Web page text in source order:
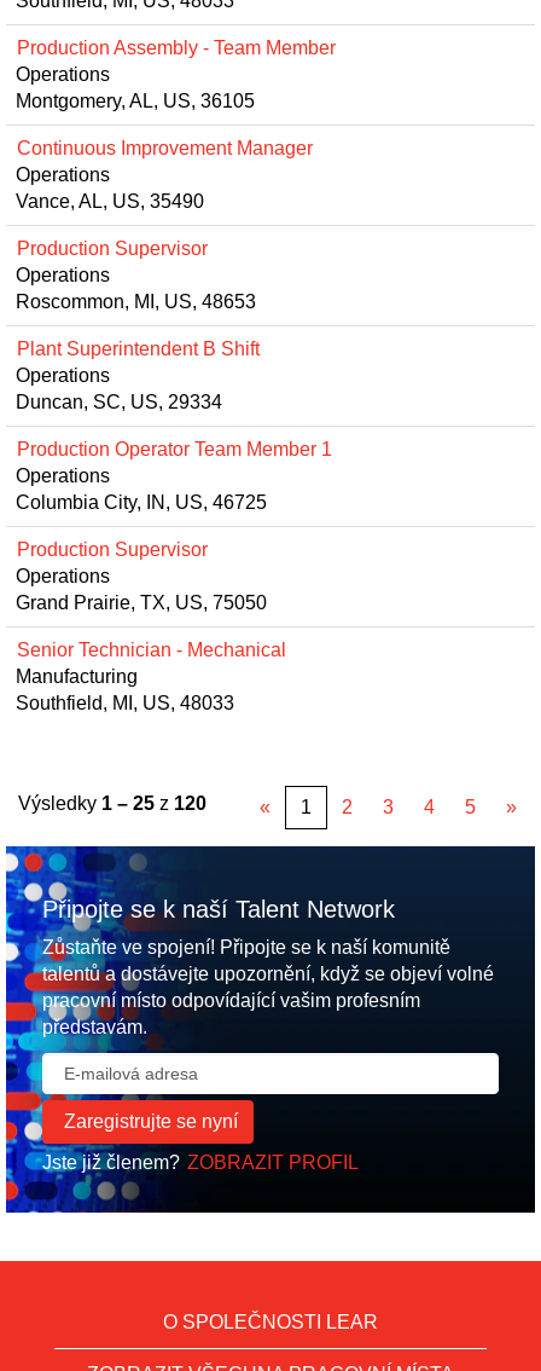
Production Assembly - Team Member
Operations
Montgomery, AL, US, 36105
Continuous Improvement Manager
Operations
Vance, AL, US, 35490
Production Supervisor
Operations
Roscommon, MI, US, 48653
Plant Superintendent B Shift
Operations
Duncan, SC, US, 29334
Production Operator Team Member 1
Operations
Columbia City, IN, US, 46725
Production Supervisor
Operations
Grand Prairie, TX, US, 75050
Senior Technician - Mechanical
Manufacturing
Southfield, MI, US, 48033
Výsledky 1 – 25 z 120 « 1 2 3 4 5 »
Připojte se k naší Talent Network
Zůstaňte ve spojení! Připojte se k naší komunitě
talentů a dostávejte upozornění, když se objeví volné
pracovní místo odpovídající vašim profesním
představám.
Jste již členem? ZOBRAZIT PROFIL
O SPOLEČNOSTI LEAR